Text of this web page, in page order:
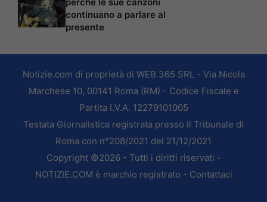
continuano a parlare al
presente
Notizie.com di proprietà di WEB 365 SRL - Via Nicola
Marchese 10, 00141 Roma (RM) - Codice Fiscale e
Partita I.V.A. 12279101005
Testata Giornalistica registrata presso il Tribunale di
Roma con n°208/2021 del 21/12/2021
Copyright ©2026 - Tutti i diritti riservati -
NOTIZIE.COM è marchio registrato - Contattaci